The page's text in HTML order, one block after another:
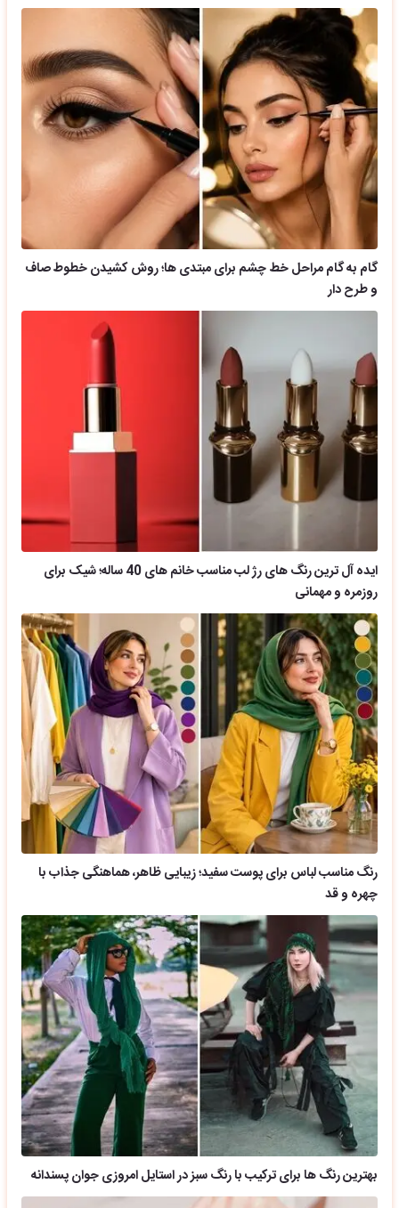
گام به گام مراحل خط چشم برای مبتدی ها؛ روش کشیدن خطوط صاف
و طرح دار
ایده آل ترین رنگ های رژ لب مناسب خانم های 40 ساله؛ شیک برای
روزمره و مهمانی
رنگ مناسب لباس برای پوست سفید؛ زیبایی ظاهر، هماهنگی جذاب با
چهره و قد
بهترین رنگ ها برای ترکیب با رنگ سبز در استایل امروزی جوان پسندانه